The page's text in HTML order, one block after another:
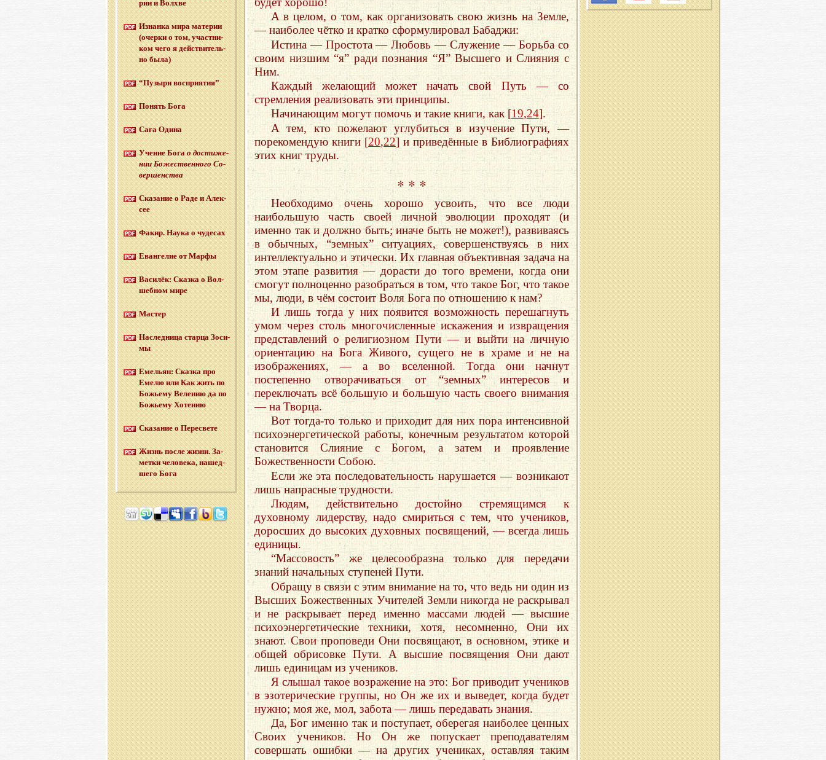
А в целом, о том, как организовать свою жизнь на Земле,
— наиболее чётко и кратко сформулировал Бабаджи:
Истина — Простота — Любовь — Служение — Борьба со
своим низшим “я” ради познания “Я” Высшего и Слияния с
Ним.
Каждый желающий может начать свой Путь — со
стремления реализовать эти принципы.
Начинающим могут помочь и такие книги, как [19,24].
А тем, кто пожелают углубиться в изучение Пути, —
порекомендую книги [20,22] и приведённые в Библиографиях
этих книг труды.
* * *
Необходимо очень хорошо усвоить, что все люди
наибольшую часть своей личной эволюции проходят (и
именно так и должно быть; иначе быть не может!), развиваясь
в обычных, “земных” ситуациях, совершенствуясь в них
интеллектуально и этически. Их главная объективная задача на
этом этапе развития — дорасти до того времени, когда они
смогут полноценно разобраться в том, что такое Бог, что такое
мы, люди, в чём состоит Воля Бога по отношению к нам?
И лишь тогда у них появится возможность перешагнуть
умом через столь многочисленные искажения и извращения
представлений о религиозном Пути — и выйти на личную
ориентацию на Бога Живого, сущего не в храме и не на
изображениях, — а во вселенной. Тогда они начнут
постепенно отворачиваться от “земных” интересов и
переключать всё большую и большую часть своего внимания
— на Творца.
Вот тогда-то только и приходит для них пора интенсивной
психоэнергетической работы, конечным результатом которой
становится Слияние с Богом, а затем и проявление
Божественности Собою.
Если же эта последовательность нарушается — возникают
лишь напрасные трудности.
Людям, действительно достойно стремящимся к
духовному лидерству, надо смириться с тем, что учеников,
доросших до высоких духовных посвящений, — всегда лишь
единицы.
“Массовость” же целесообразна только для передачи
знаний начальных ступеней Пути.
Обращу в связи с этим внимание на то, что ведь ни один из
Высших Божественных Учителей Земли никогда не раскрывал
и не раскрывает перед именно массами людей — высшие
психоэнергетические техники, хотя, несомненно, Они их
знают. Свои проповеди Они посвящают, в основном, этике и
общей обрисовке Пути. А высшие посвящения Они дают
лишь единицам из учеников.
Я слышал такое возражение на это: Бог приводит учеников
в эзотерические группы, но Он же их и выведет, когда будет
нужно; моя же, мол, забота — лишь передавать знания.
Да, Бог именно так и поступает, оберегая наиболее ценных
Своих учеников. Но Он же попускает преподавателям
совершать ошибки — на других учениках, оставляя таким
рии и Волх­ве
Из­нан­ка мира ма­те­рии
(очер­ки о том, участ­ни­
ком чего я дей­стви­тель­
но была)
“Пу­зы­ри вос­при­я­тия”
По­нять Бога
Сага Одина
Уче­ние Богао до­сти­же­
нии Бо­же­ствен­но­го Со­
вер­шен­ства
Ска­за­ние о Раде и Алек­
сее
Факир. Наука о чу­де­сах
Еван­ге­лие от Марфы
Ва­си­лёк: Сказ­ка о Вол­
шеб­ном мире
Ма­стер
На­след­ни­ца стар­ца Зо­си­
мы
Еме­льян: Сказ­ка про
Емелю или Как жить по
Бо­жье­му Ве­ле­нию да по
Бо­жье­му Хо­те­нию
Ска­за­ние о Пе­ре­све­те
Жизнь после жизни. За­
мет­ки че­ло­ве­ка, на­шед­
ше­го Бога